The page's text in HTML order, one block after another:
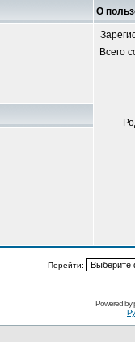
О
Всего
Перейти:
Powered by